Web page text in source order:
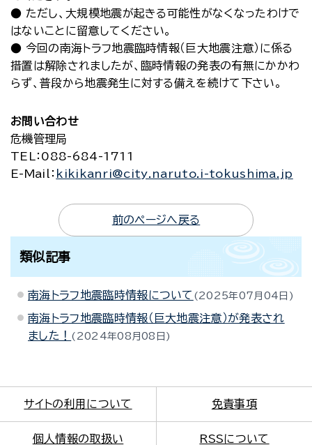
● ただし、大規模地震が起きる可能性がなくなったわけで
はないことに留意してください。
● 今回の南海トラフ地震臨時情報（巨大地震注意）に係る
措置は解除されましたが、臨時情報の発表の有無にかかわ
らず、普段から地震発生に対する備えを続けて下さい。
お問い合わせ
危機管理局
TEL
：088-684-1711
E-Mail
： kikikanri@city.naruto.i-tokushima.jp
前のページへ戻る
類似記事
南海トラフ地震臨時情報について 2025年07月04日
南海トラフ地震臨時情報（巨大地震注意）が発表され
ました！
2024年08月08日
サイトの利用について 免責事項
個人情報の取扱い RSSについて